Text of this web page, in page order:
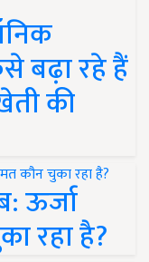
बढ़ा रहे हैं
की
ऊर्जा
रहा है?